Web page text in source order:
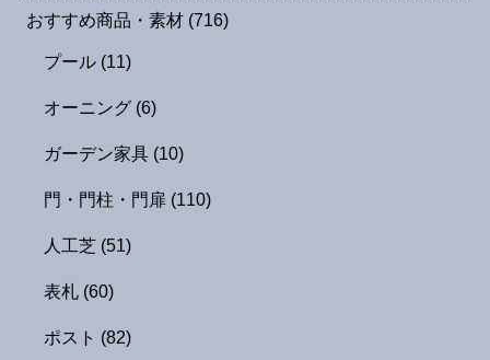
おすすめ商品・素材 (716)
プール (11)
オーニング (6)
ガーデン家具 (10)
門・門柱・門扉 (110)
人工芝 (51)
表札 (60)
ポスト (82)